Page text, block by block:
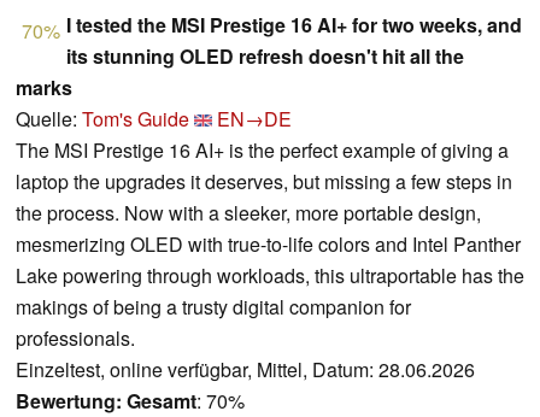
70% I tested the MSI Prestige 16 AI+ for two weeks, and
its stunning OLED refresh doesn't hit all the
marks
Quelle: Tom's Guide
EN→DE
The MSI Prestige 16 AI+ is the perfect example of giving a
laptop the upgrades it deserves, but missing a few steps in
the process. Now with a sleeker, more portable design,
mesmerizing OLED with true-to-life colors and Intel Panther
Lake powering through workloads, this ultraportable has the
makings of being a trusty digital companion for
professionals.
Einzeltest, online verfügbar, Mittel, Datum: 28.06.2026
Bewertung: Gesamt: 70%